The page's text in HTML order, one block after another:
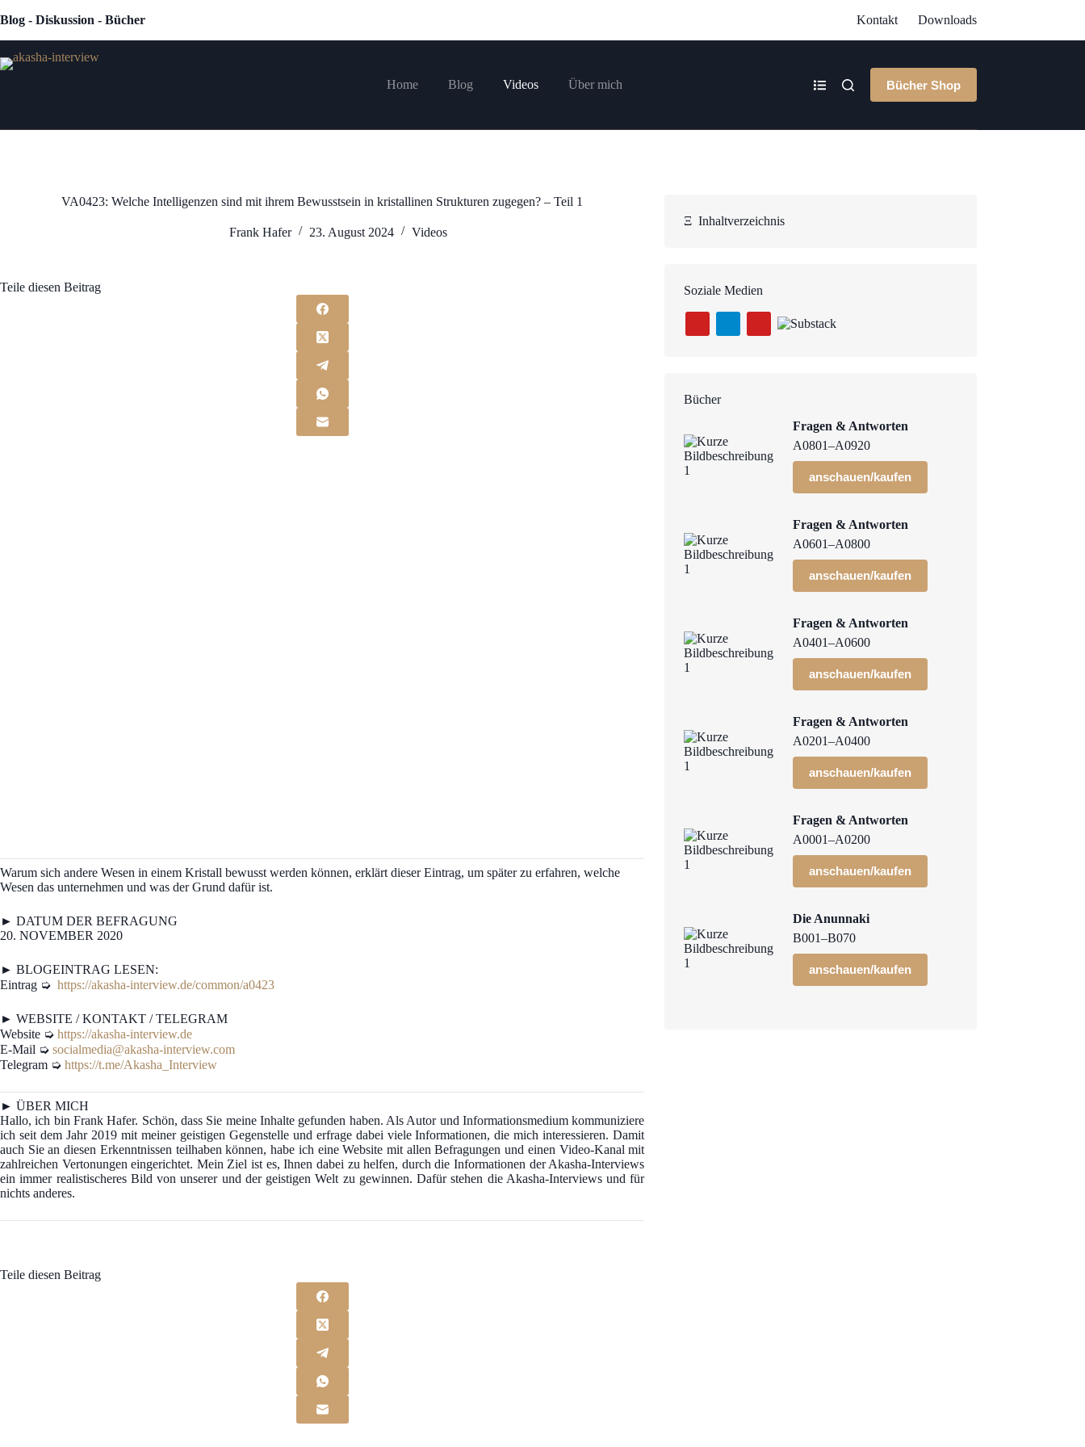
Inhalt
Blog - Diskussion - Bücher Kontakt Downloads
Home Blog Videos Über mich Bücher Shop
VA0423: Welche Intelligenzen sind mit ihrem Bewusstsein in kristallinen Strukturen zugegen? – Teil 1
Frank Hafer 23. August 2024 Videos
Teile diesen Beitrag
Warum sich andere Wesen in einem Kristall bewusst werden können, erklärt dieser Eintrag, um später zu erfahren, welche
Wesen das unternehmen und was der Grund dafür ist.
► DATUM DER BEFRAGUNG
20. NOVEMBER 2020
► BLOGEINTRAG LESEN:
Eintrag ➭ https://akasha-interview.de/common/a0423
► WEBSITE / KONTAKT / TELEGRAM
Website ➭ https://akasha-interview.de
E-Mail ➭ socialmedia@akasha-interview.com
Telegram ➭ https://t.me/Akasha_Interview
► ÜBER MICH
Hallo, ich bin Frank Hafer. Schön, dass Sie meine Inhalte gefunden haben. Als Autor und Informationsmedium kommuniziere
ich seit dem Jahr 2019 mit meiner geistigen Gegenstelle und erfrage dabei viele Informationen, die mich interessieren. Damit
auch Sie an diesen Erkenntnissen teilhaben können, habe ich eine Website mit allen Befragungen und einen Video-Kanal mit
zahlreichen Vertonungen eingerichtet. Mein Ziel ist es, Ihnen dabei zu helfen, durch die Informationen der Akasha-Interviews
ein immer realistischeres Bild von unserer und der geistigen Welt zu gewinnen. Dafür stehen die Akasha-Interviews und für
nichts anderes.
Teile diesen Beitrag
ΞInhaltverzeichnis
Soziale Medien
Bücher
Fragen & Antworten
A0801–A0920
anschauen/kaufen
Fragen & Antworten
A0601–A0800
anschauen/kaufen
Fragen & Antworten
A0401–A0600
anschauen/kaufen
Fragen & Antworten
A0201–A0400
anschauen/kaufen
Fragen & Antworten
A0001–A0200
anschauen/kaufen
Die Anunnaki
B001–B070
anschauen/kaufen